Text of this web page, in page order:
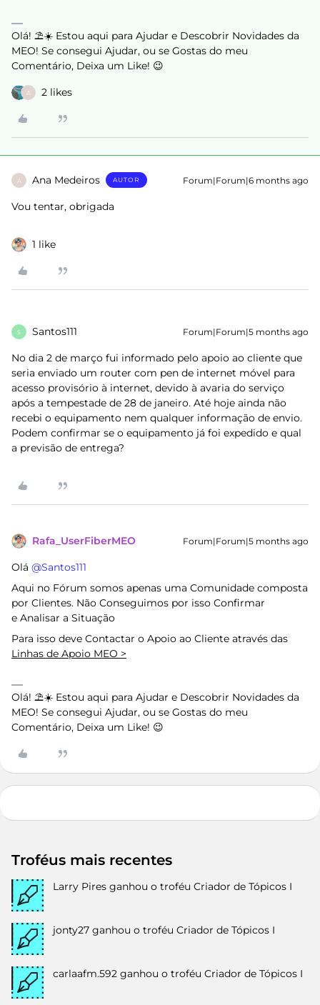
Olá! ⛱️☀️ Estou aqui para Ajudar e Descobrir Novidades da
MEO! Se consegui Ajudar, ou se Gostas do meu
Comentário, Deixa um Like! 😉
A 2 likes
A Ana Medeiros AUTOR Forum|Forum|6 months ago
Vou tentar, obrigada
1 like
S Santos111 Forum|Forum|5 months ago
No dia 2 de março fui informado pelo apoio ao cliente que
seria enviado um router com pen de internet móvel para
acesso provisório à internet, devido à avaria do serviço
após a tempestade de 28 de janeiro. Até hoje ainda não
recebi o equipamento nem qualquer informação de envio.
Podem confirmar se o equipamento já foi expedido e qual
a previsão de entrega?
Rafa_UserFiberMEO Forum|Forum|5 months ago
Olá ​ @Santos111
Aqui no Fórum somos apenas uma Comunidade composta
por Clientes. Não Conseguimos por isso Confirmar
e Analisar a Situação
Para isso deve Contactar o Apoio ao Cliente através das
Linhas de Apoio MEO >
Olá! ⛱️☀️ Estou aqui para Ajudar e Descobrir Novidades da
MEO! Se consegui Ajudar, ou se Gostas do meu
Comentário, Deixa um Like! 😉
Troféus mais recentes
Larry Pires ganhou o troféu Criador de Tópicos I
jonty27 ganhou o troféu Criador de Tópicos I
carlaafm.592 ganhou o troféu Criador de Tópicos I